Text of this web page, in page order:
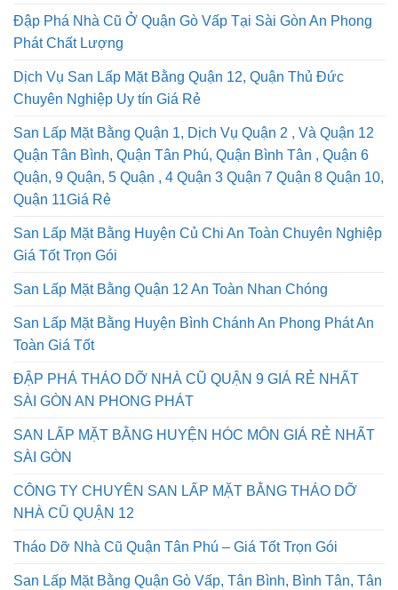
Đập Phá Nhà Cũ Ở Quận Gò Vấp Tại Sài Gòn An Phong
Phát Chất Lượng
Dịch Vụ San Lấp Mặt Bằng Quận 12, Quận Thủ Đức
Chuyên Nghiệp Uy tín Giá Rẻ
San Lấp Mặt Bằng Quận 1, Dịch Vụ Quận 2 , Và Quận 12
Quận Tân Bình, Quận Tân Phú, Quận Bình Tân , Quận 6
Quận, 9 Quận, 5 Quận , 4 Quận 3 Quận 7 Quận 8 Quận 10,
Quận 11Giá Rẻ
San Lấp Mặt Bằng Huyện Củ Chi An Toàn Chuyên Nghiệp
Giá Tốt Trọn Gói
San Lấp Mặt Bằng Quận 12 An Toàn Nhan Chóng
San Lấp Mặt Bằng Huyện Bình Chánh An Phong Phát An
Toàn Giá Tốt
ĐẬP PHÁ THÁO DỠ NHÀ CŨ QUẬN 9 GIÁ RẺ NHẤT
SÀI GÒN AN PHONG PHÁT
SAN LẤP MẶT BẰNG HUYỆN HÓC MÔN GIÁ RẺ NHẤT
SÀI GÒN
CÔNG TY CHUYÊN SAN LẤP MẶT BẰNG THÁO DỠ
NHÀ CŨ QUẬN 12
Tháo Dỡ Nhà Cũ Quận Tân Phú – Giá Tốt Trọn Gói
San Lấp Mặt Bằng Quận Gò Vấp, Tân Bình, Bình Tân, Tân